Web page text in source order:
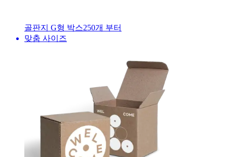
골판지 G형 박스250개 부터
맞춤 사이즈